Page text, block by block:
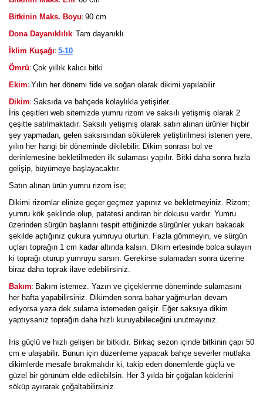
Bitkinin Maks. Boyu: 90 cm
Dona Dayanıklılık: Tam dayanıklı
İklim Kuşağı: 5-10
Ömrü: Çok yıllık kalıcı bitki
Ekim: Yılın her dönemi fide ve soğan olarak dikimi yapılabilir
Dikim: Saksıda ve bahçede kolaylıkla yetişirler.
İris çeşitleri web sitemizde yumru rizom ve saksılı yetişmiş olarak 2
çeşitte satılmaktadır. Saksılı yetişmiş olarak satın alınan ürünler hiçbir
şey yapmadan, gelen saksısından sökülerek yetiştirilmesi istenen yere,
yılın her hangi bir döneminde dikilebilir. Dikim sonrası bol ve
derinlemesine bekletilmeden ilk sulaması yapılır. Bitki daha sonra hızla
gelişip, büyümeye başlayacaktır.
Satın alınan ürün yumru rizom ise;
Dikimi rizomlar elinize geçer geçmez yapınız ve bekletmeyiniz. Rizom;
yumru kök şeklinde olup, patatesi andıran bir dokusu vardır. Yumru
üzerinden sürgün başlarını tespit ettiğinizde sürgünler yukarı bakacak
şekilde açtığınız çukura yumruyu oturtun. Fazla gömmeyin, ve sürgün
uçları toprağın 1 cm kadar altında kalsın. Dikim ertesinde bolca sulayın
ki toprağı oturup yumruyu sarsın. Gerekirse sulamadan sonra üzerine
biraz daha toprak ilave edebilirsiniz.
Bakım: Bakım istemez. Yazın ve çiçeklenme döneminde sulamasını
her hafta yapabilirsiniz. Dikimden sonra bahar yağmurları devam
ediyorsa yaza dek sulama istemeden gelişir. Eğer saksıya dikim
yaptıysanız toprağın daha hızlı kuruyabileceğini unutmayınız.
İris güçlü ve hızlı gelişen bir bitkidir. Birkaç sezon içinde bitkinin çapı 50
cm e ulaşabilir. Bunun için düzenleme yapacak bahçe severler mutlaka
dikimlerde mesafe bırakmalıdır ki, takip eden dönemlerde güçlü ve
güzel bir görünüm elde edilebilsin. Her 3 yılda bir çoğalan köklerini
söküp ayırarak çoğaltabilirsiniz.